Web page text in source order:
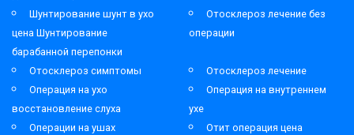
Шунтирование шунт в ухо
цена Шунтирование
барабанной перепонки
Отосклероз лечение без
операции
Отосклероз симптомы
Отосклероз лечение
Операция на ухо
восстановление слуха
Операция на внутреннем
ухе
Операции на ушах
Отит операция цена